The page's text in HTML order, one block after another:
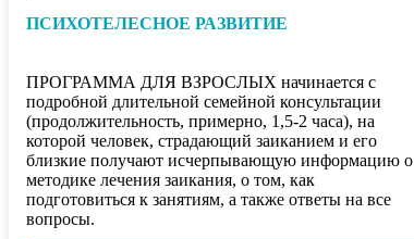
ПСИХОТЕЛЕСНОЕ РАЗВИТИЕ
ПРОГРАММА ДЛЯ ВЗРОСЛЫХ начинается с
подробной длительной семейной консультации
(продолжительность, примерно, 1,5-2 часа), на
которой человек, страдающий заиканием и его
близкие получают исчерпывающую информацию о
методике лечения заикания, о том, как
подготовиться к занятиям, а также ответы на все
вопросы.